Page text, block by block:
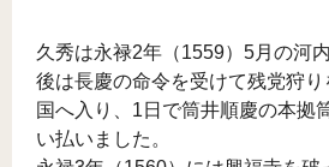
久秀は永禄2年（1559）5月の河
後は長慶の命令を受けて残党狩
国へ入り、1日で筒井順慶の本拠
い払いました。